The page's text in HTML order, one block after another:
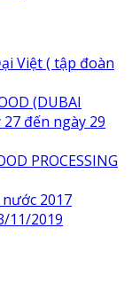
Việt ( tập đoàn
(DUBAI
27 đến ngày 29
PROCESSING
2017
11/2019